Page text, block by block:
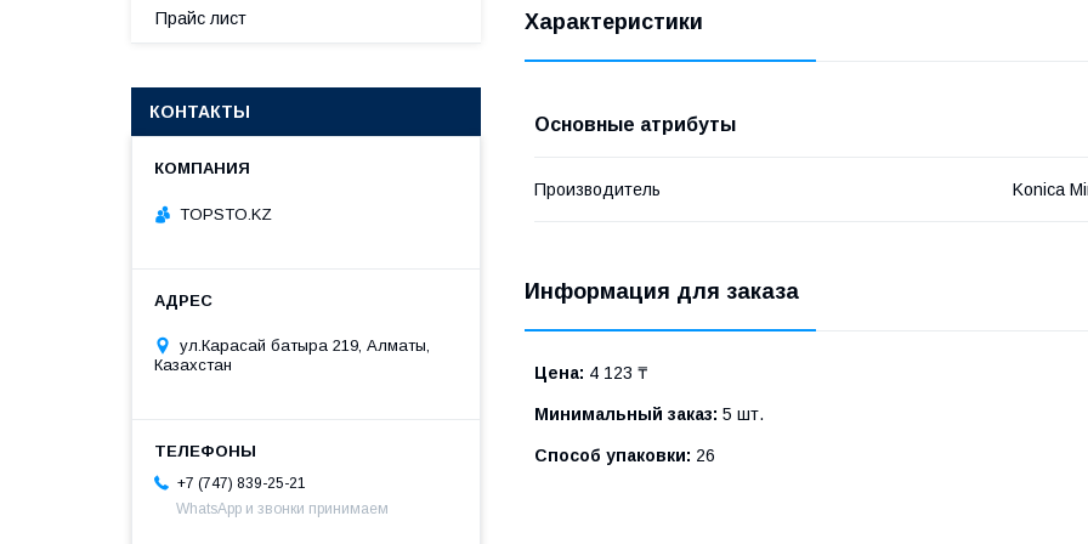
Характеристики
Основные атрибуты
Производитель Konica
Информация для заказа
Цена: 4 123 ₸
Минимальный заказ: 5 шт.
Способ упаковки: 26
Прайс лист
КОНТАКТЫ
TOPSTO.KZ
ул.Карасай батыра 219, Алматы,
Казахстан
+7 (747) 839-25-21
WhatsApp и звонки принимаем